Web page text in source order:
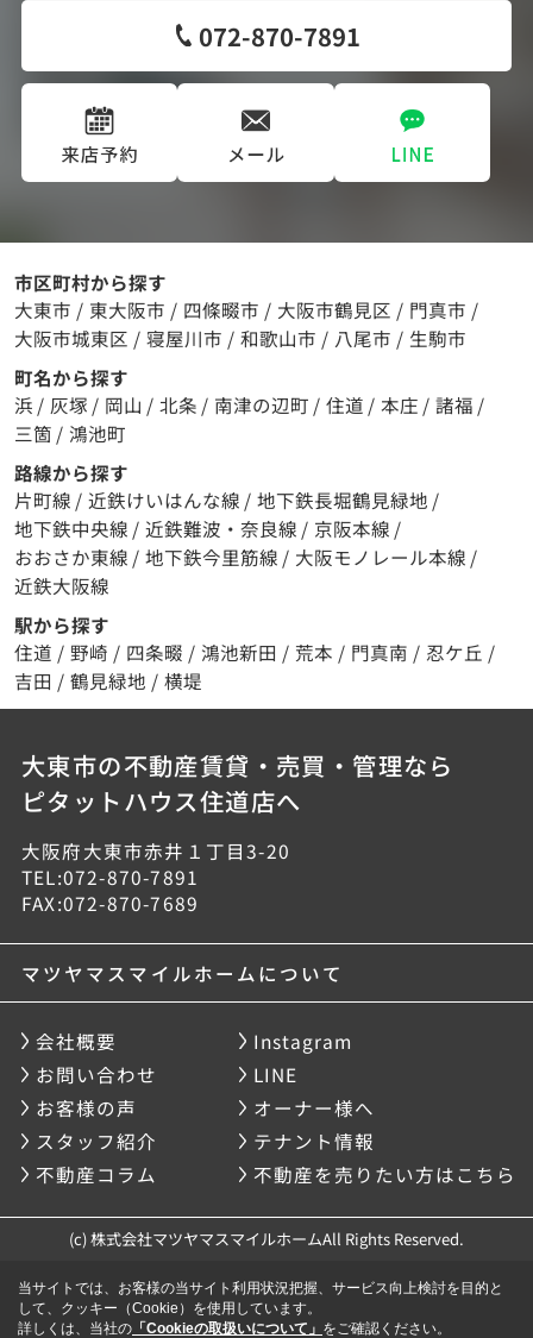
072-870-7891
市区町村から探す
大東市 / 東大阪市 / 四條畷市 / 大阪市鶴見区 / 門真市 /
大阪市城東区 / 寝屋川市 / 和歌山市 / 八尾市 / 生駒市
町名から探す
浜 / 灰塚 / 岡山 / 北条 / 南津の辺町 / 住道 / 本庄 / 諸福 /
三箇 / 鴻池町
路線から探す
片町線 / 近鉄けいはんな線 / 地下鉄長堀鶴見緑地 /
地下鉄中央線 / 近鉄難波・奈良線 / 京阪本線 /
おおさか東線 / 地下鉄今里筋線 / 大阪モノレール本線 /
近鉄大阪線
駅から探す
住道 / 野崎 / 四条畷 / 鴻池新田 / 荒本 / 門真南 / 忍ケ丘 /
吉田 / 鶴見緑地 / 横堤
大東市の不動産賃貸・売買・管理なら
ピタットハウス住道店へ
大阪府大東市赤井１丁目3-20
TEL:072-870-7891
FAX:072-870-7689
マツヤマスマイルホームについて
会社概要
Instagram
お問い合わせ
LINE
お客様の声
オーナー様へ
スタッフ紹介
テナント情報
不動産コラム
不動産を売りたい方はこちら
(c) 株式会社マツヤマスマイルホームAll Rights Reserved.
当サイトでは、お客様の当サイト利用状況把握、サービス向上検討を目的と
して、クッキー（Cookie）を使用しています。
詳しくは、当社の 「Cookieの取扱いについて」 をご確認ください。